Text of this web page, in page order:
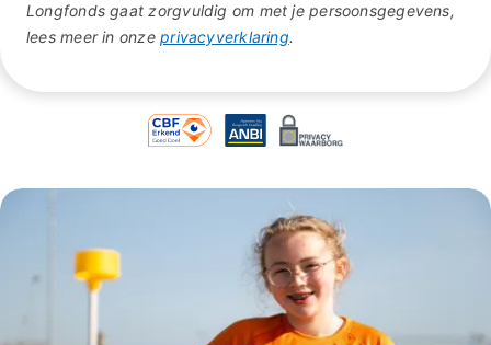
Longfonds gaat zorgvuldig om met je persoonsgegevens,
lees meer in onzeprivacyverklaring.